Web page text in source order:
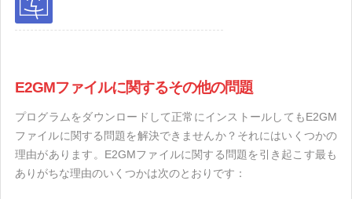
E2GMファイルに関するその他の問題
プログラムをダウンロードして正常にインストールしてもE2GM
ファイルに関する問題を解決できませんか？それにはいくつかの
理由があります。E2GMファイルに関する問題を引き起こす最も
ありがちな理由のいくつかは次のとおりです：